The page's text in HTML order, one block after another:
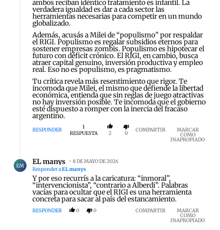
ambos reciban idéntico tratamiento es infantil. La
verdadera igualdad es dar a cada sector las
herramientas necesarias para competir en un mundo
globalizado.
Además, acusás a Milei de “populismo” por respaldar
el RIGI. Populismo es regalar subsidios eternos para
sostener empresas zombis. Populismo es hipotecar el
futuro con déficit crónico. El RIGI, en cambio, busca
atraer capital genuino, inversión productiva y empleo
real. Eso no es populismo, es pragmatismo.
Tu crítica revela más resentimiento que rigor. Te
incomoda que Milei, el mismo que defiende la libertad
económica, entienda que sin reglas de juego atractivas
no hay inversión posible. Te incomoda que el gobierno
esté dispuesto a romper con la inercia del fracaso
argentino.
RESPONDER
1
RESPUESTA
2 0 COMPARTIR MARCAR
COMO
INAPROPIADO
EM EL manys
8 DE MAYO DE 2026
Responder aEL manys
Y por eso recurrís a la caricatura: “inmoral”,
“intervencionista”, “contrario a Alberdi”. Palabras
vacías para ocultar que el RIGI es una herramienta
concreta para sacar al país del estancamiento.
RESPONDER 0 0 COMPARTIR MARCAR
COMO
INAPROPIADO